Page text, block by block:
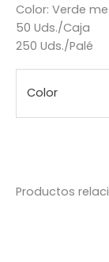
Color: Verde
50 Uds./Caja
250 Uds./Palé
Color
Productos